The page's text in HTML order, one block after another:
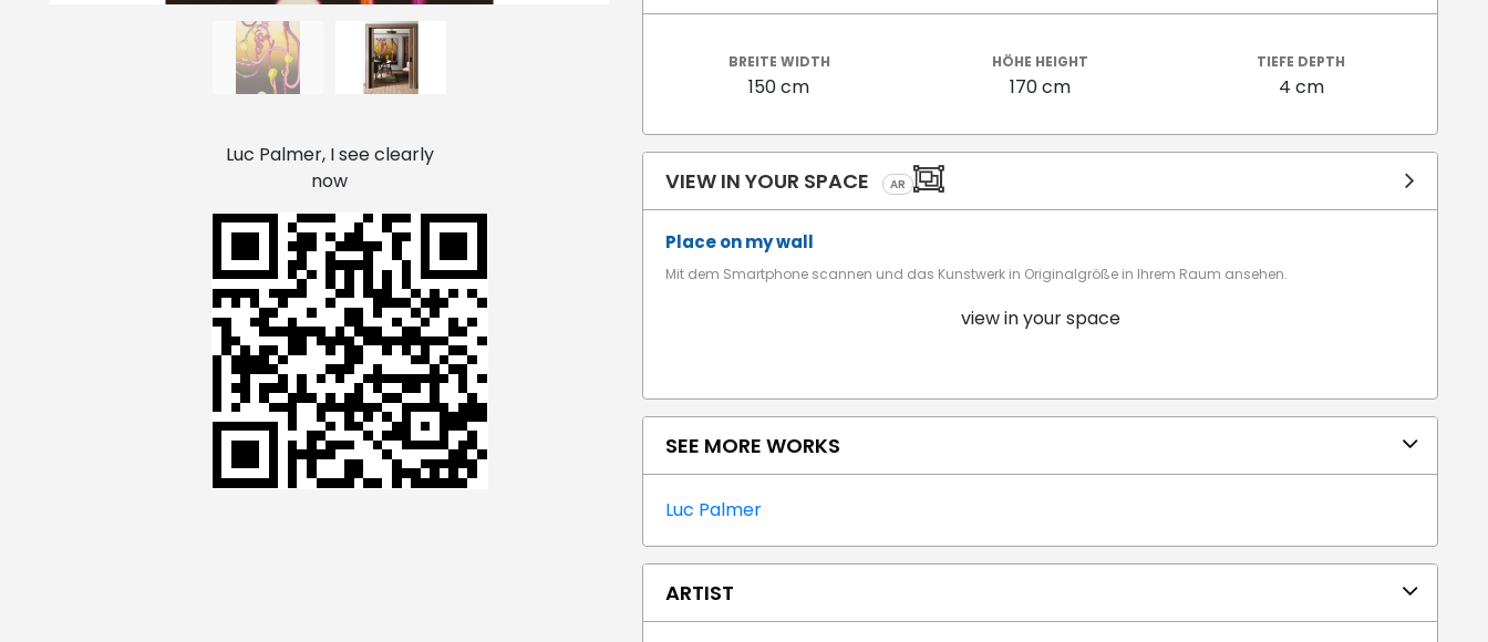
Luc Palmer, I see clearly
now
BREITE WIDTH
150 cm
HÖHE HEIGHT
170 cm
TIEFE DEPTH
4 cm
VIEW IN YOUR SPACE AR
Place on my wall
Mit dem Smartphone scannen und das Kunstwerk in Originalgröße in Ihrem Raum ansehen.
view in your space
SEE MORE WORKS
Luc Palmer
ARTIST